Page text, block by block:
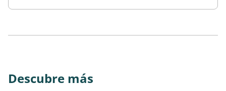
Descubre más